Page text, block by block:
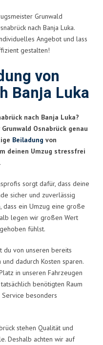
Grunwald
nach Banja Luka.
Angebot und lass
gestalten!
von
Banja Luka
nach Banja Luka?
Osnabrück genau
Beiladung von
deinen Umzug stressfrei
sorgt dafür, dass deine
sicher und zuverlässig
dass ein Umzug eine große
legen wir großen Wert
fühlst.
du von unseren bereits
dadurch Kosten sparen.
in unseren Fahrzeugen
benötigten Raum
Service besonders
stehen Qualität und
Deshalb achten wir auf